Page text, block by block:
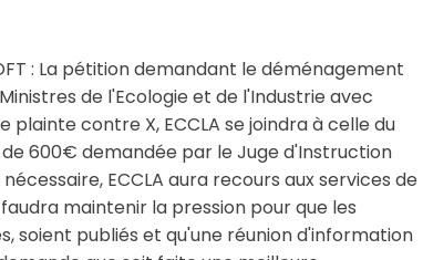
: La pétition demandant le déménagement
de l'Ecologie et de l'Industrie avec
contre X, ECCLA se joindra à celle du
600€ demandée par le Juge d'Instruction
ECCLA aura recours aux services de
maintenir la pression pour que les
soient publiés et qu'une réunion d'information